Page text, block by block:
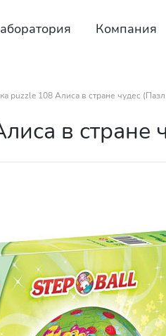
Компания
puzzle 108 Алиса в стране чудес
в стране